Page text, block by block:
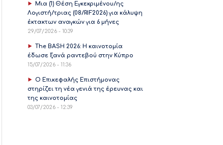
Μια (1) Θέση Εγκεκριμένου/ης
Λογιστή/τριας (08/RIF2026) για κάλυψη
έκτακτων αναγκών για 6 μήνες
29/07/2026 - 10:39
The BASH 2026: Η καινοτομία
έδωσε ξανά ραντεβού στην Κύπρο
15/07/2026 - 11:36
Ο Επικεφαλής Επιστήμονας
στηρίζει τη νέα γενιά της έρευνας και
της καινοτομίας
03/07/2026 - 12:39